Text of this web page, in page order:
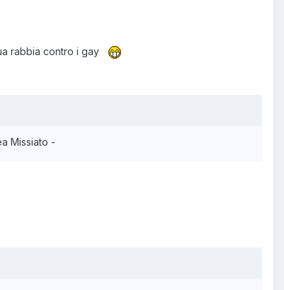
rabbia contro i gay
Missiato -